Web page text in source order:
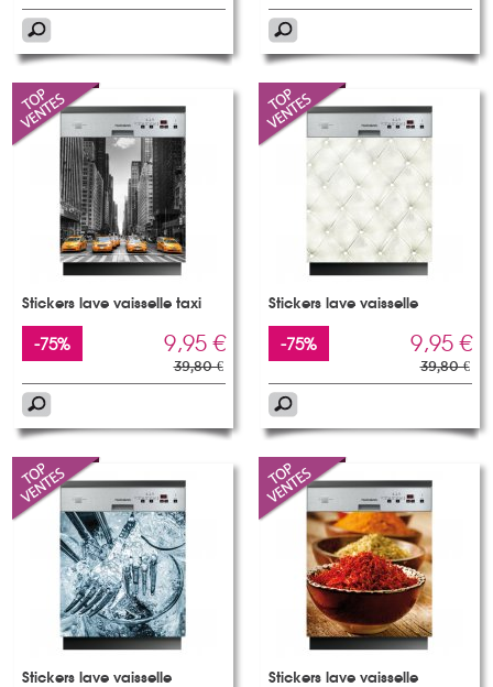
Stickers lave vaisselle taxi
-75% 9,95 €
39,80 €
Stickers lave vaisselle
-75% 9,95 €
39,80 €
Stickers lave vaisselle Stickers lave vaisselle